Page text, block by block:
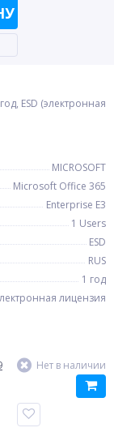
ESD (электронная
MICROSOFT
Microsoft Office 365
Enterprise E3
1 Users
ESD
RUS
1 год
лицензия
Нет в наличии